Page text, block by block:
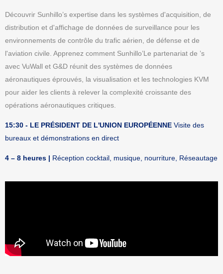
Découvrir Sunhillo’s expertise dans les systèmes d'acquisition, de
distribution et d'affichage de données de surveillance pour les
environnements de contrôle du trafic aérien, de défense et de
l'aviation civile. Apprenez comment Sunhillo’Le partenariat de ’s
avec VuWall et G&D réunit des systèmes de données
aéronautiques éprouvés, la visualisation et les technologies KVM
pour aider les clients à relever la complexité croissante des
opérations aéronautiques critiques.
15:30 - LE PRÉSIDENT DE L'UNION EUROPÉENNE Visite des
bureaux et démonstrations en direct
4 – 8 heures | Réception cocktail, musique, nourriture, Réseautage